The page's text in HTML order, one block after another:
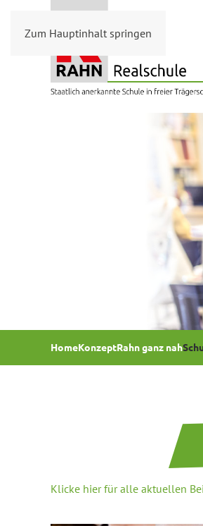
Zum Hauptinhalt springen
HomeKonzeptRahn ganz nah
Klicke hier für alle aktuellen